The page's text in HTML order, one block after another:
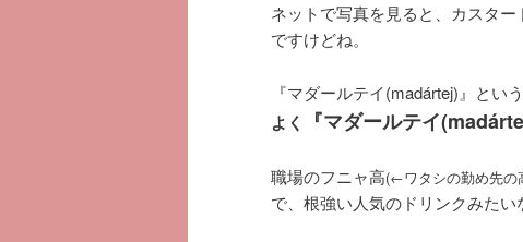
ネットで写真を見ると、カスタ
ですけどね。
『マダールテイ(madártej)』とい
よく
『マダールテイ
職場のフニャ高(←ワタシの勤め先の
で、根強い人気のドリンクみた